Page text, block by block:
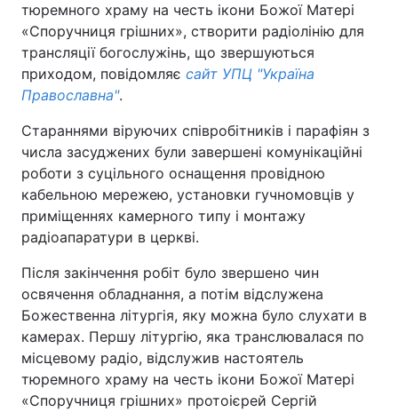
Головна Війна
Україна Політика
Економіка Світ
Спорт Наука
тюремного храму на честь ікони Божої Матері
«Споручниця грішних», створити радіолінію для
трансляції богослужінь, що звершуються
приходом, повідомляє сайт УПЦ "Україна
Православна".
Стараннями віруючих співробітників і парафіян з
числа засуджених були завершені комунікаційні
роботи з суцільного оснащення провідною
кабельною мережею, установки гучномовців у
приміщеннях камерного типу і монтажу
радіоапаратури в церкві.
Після закінчення робіт було звершено чин
освячення обладнання, а потім відслужена
Божественна літургія, яку можна було слухати в
камерах. Першу літургію, яка транслювалася по
місцевому радіо, відслужив настоятель
тюремного храму на честь ікони Божої Матері
«Споручниця грішних» протоієрей Сергій